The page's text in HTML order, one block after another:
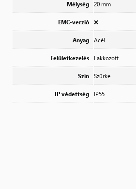
Mélység 20 mm
EMC-verzió ❌
Anyag Acél
Felületkezelés Lakkozott
Szín Szürke
IP védettség IP55